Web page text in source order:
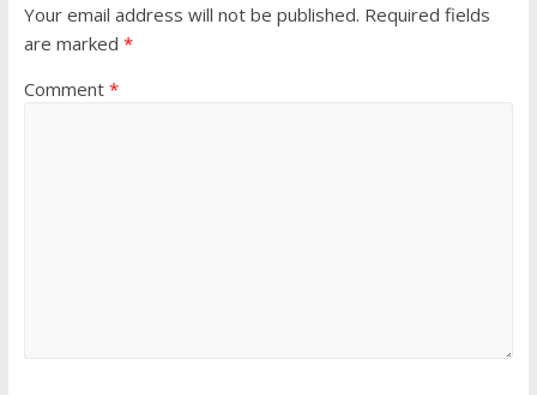
Your email address will not be published. Required fields
are marked *
Comment *